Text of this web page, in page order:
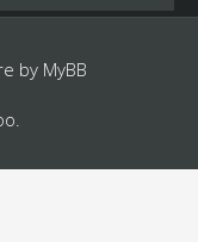
by MyBB
.